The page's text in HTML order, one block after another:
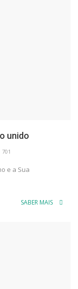
unido
701
e a Sua
SABER MAIS